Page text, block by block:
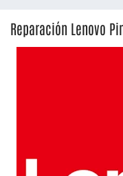
Reparación Lenovo